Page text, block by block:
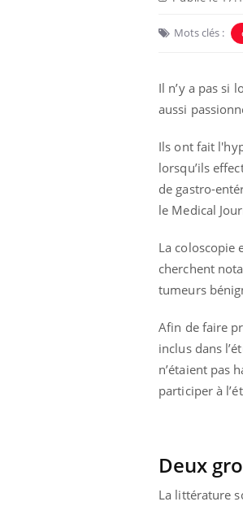
Mots clés :
Il n’y a pas si
aussi
Ils ont fait
lorsqu’ils
de gastro-
le Medical
La coloscopie
cherchent
tumeurs
Afin de faire
inclus dans
n’étaient pas
participer à
Deux
La littérature